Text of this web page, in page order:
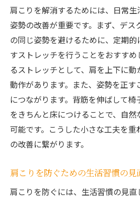
肩こりを解消するためには、日常生
姿勢の改善が重要です。まず、デス
の同じ姿勢を避けるために、定期
すストレッチを行うことをおすすめ
るストレッチとして、肩を上下に
動作があります。また、姿勢を正
につながります。背筋を伸ばして
をきちんと床につけることで、自
可能です。こうした小さな工夫を重
の改善に繋がります。
肩こりを防ぐための生活習慣の見
肩こりを防ぐには、生活習慣の見直